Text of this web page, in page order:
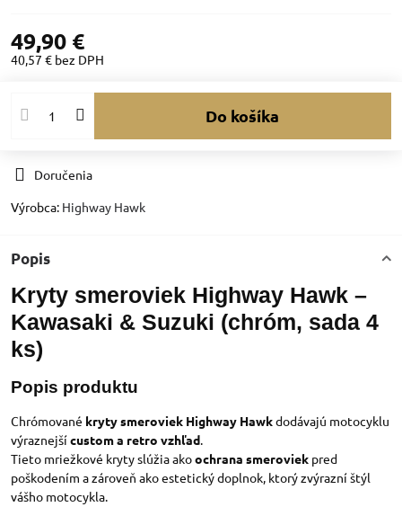
49,90 €
40,57 € bez DPH
Do košíka
Doručenia
Výrobca: Highway Hawk
Popis
Kryty smeroviek Highway Hawk –
Kawasaki & Suzuki (chróm, sada 4
ks)
Popis produktu
Chrómované kryty smeroviek Highway Hawkdodávajú motocyklu
výraznejšícustom a retro vzhľad.
Tieto mriežkové kryty slúžia akoochrana smeroviek pred
poškodením a zároveň ako estetický doplnok, ktorý zvýrazní štýl
vášho motocykla.